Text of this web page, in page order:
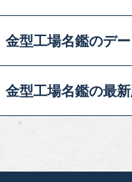
金型工場名鑑のデ
金型工場名鑑の最